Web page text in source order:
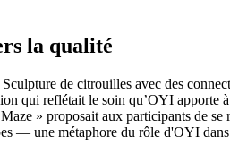
la qualité
de citrouilles avec des
qui reflétait le soin qu’OYI apporte
» proposait aux participants de se
— une métaphore du rôle d'OYI dans